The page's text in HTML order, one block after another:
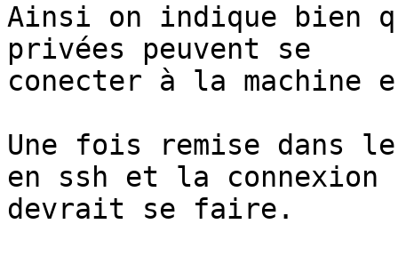
Ainsi on indique bien
privées peuvent se
conecter à la machine
Une fois remise dans
en ssh et la connexion
devrait se faire.